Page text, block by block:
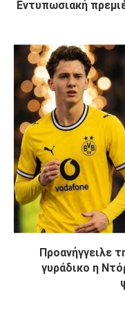
Εντυπωσιακή
Προανήγγειλε
γυράδικο η